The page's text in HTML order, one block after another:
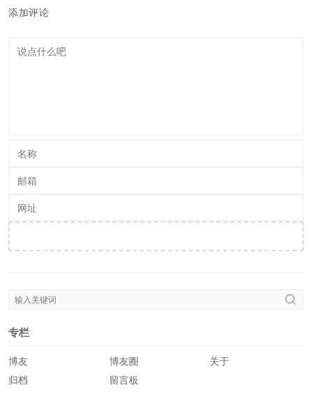
添加评论
专栏
博友 博友圈
关于
归档
留言板